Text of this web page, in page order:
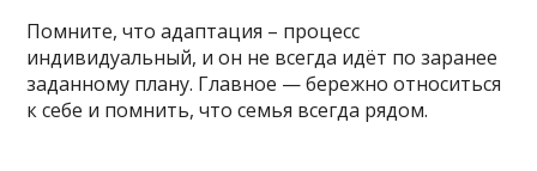
Помните, что адаптация – процесс
индивидуальный, и он не всегда идёт по заранее
заданному плану. Главное — бережно относиться
к себе и помнить, что семья всегда рядом.